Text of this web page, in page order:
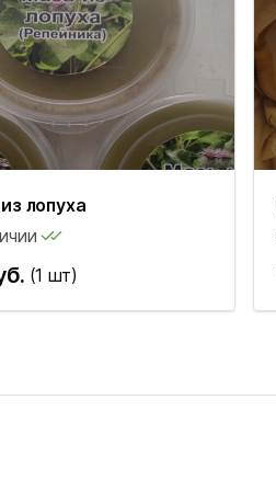
лопуха
(1 шт)